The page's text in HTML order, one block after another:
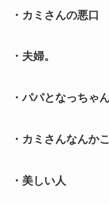
・カミさんの悪口
・夫婦。
・パパとなっちゃ
・カミさんなんか
・美しい人